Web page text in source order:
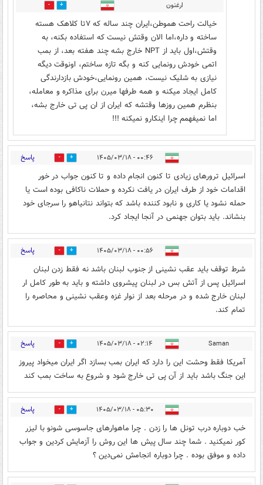
ارغنون 0
خیالت راحت هموطن،ایران چند ساله که ۷تا کلاهک هسته
ساخته و داره،اما الان وقتش نیست که استفاده بکنه، به
وقتش،اول باید از NPT خارج بشه چند هفته بعد، از بمب
اتمی خودش رونمایی کنه و بگه تازه ساختم، اونوقت دیگه
نیازی به شلیک نیست، همین رونمایی،خودش بازدارندگی
کامل ایجاد میکنه و همه طرفها میرن برای مذاکره و معامله،
بنظرم همین روزها وقتشه که ایران از ان پی تی خارج بشه،
اما نمیفهمم چرا اینکارو نمیکنه !!!
۰۰:۴۶ - ۱۴۰۵/۰۳/۱۸ 3 پاسخ
اسرائیل ترورهای زیادی تا کنون انجام داده و تا کنون جواب در خور
اقدامات خود از طرف ایران در یافت نکرده و حملات ناکافی بوده است‌ یا
حمله نشود یا کاری و نابود کننده باشد که بتواند نتانیاهو را سرجای خود
بنشاند. باید بتوان جهنمی در آنجا ایجاد کرد.
۰۰:۵۶ - ۱۴۰۵/۰۳/۱۸ 4 پاسخ
شرط توقف باید عقب نشینی از جنوب لبنان باشد نه فقط زدن لبنان
اسرائیل پس از آتش بس در لبنان پیشروی داشته و باید به طور کامل ار
لبنان خارج شده و در مرحله بعد از نوار غزه وعقب نشینی و محاصره را
تمام کند.
Saman ۰۲:۱۴ - ۱۴۰۵/۰۳/۱۸ 4 پاسخ
آمریکا فقط وحشت این را دارد که ایران بمب بسازد اگر ایران میخواد پیروز
این جنگ باشد باید از آن پی تی خارج شود و شروع به ساخت بمب کند
۰۵:۳۰ - ۱۴۰۵/۰۳/۱۸ 0 پاسخ
خب دوباره درب تونل ها را زدن . چرا ماهوارهای جاسوسی شونو با لیزر
کور نمیکنید . شما چند سال پیش ها این روش را آزمایش کردین و جواب
داده و موفق بوده . چرا دوباره انجامش نمی‌دین ؟